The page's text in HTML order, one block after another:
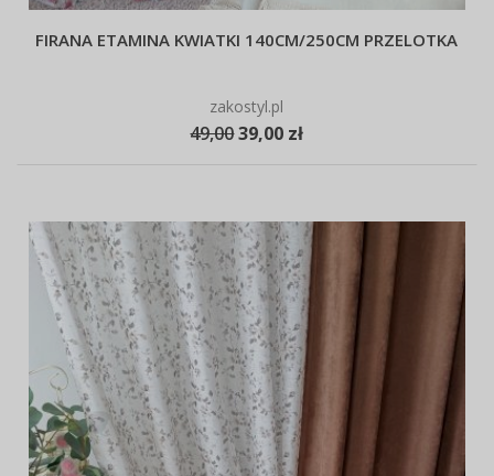
FIRANA ETAMINA KWIATKI 140CM/250CM PRZELOTKA
zakostyl.pl
49,0039,00 zł